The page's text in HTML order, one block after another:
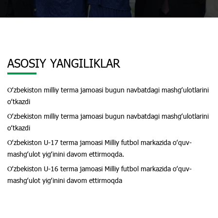
ASOSIY YANGILIKLAR
Oʻzbekiston milliy terma jamoasi bugun navbatdagi mashgʻulotlarini
oʻtkazdi
Oʻzbekiston milliy terma jamoasi bugun navbatdagi mashgʻulotlarini
oʻtkazdi
Oʻzbekiston U-17 terma jamoasi Milliy futbol markazida oʻquv-
mashgʻulot yigʻinini davom ettirmoqda.
Oʻzbekiston U-16 terma jamoasi Milliy futbol markazida oʻquv-
mashgʻulot yigʻinini davom ettirmoqda